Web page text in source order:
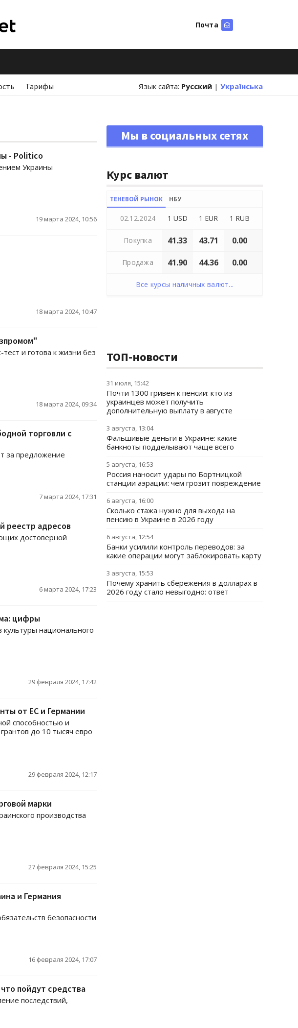
Почта
Тарифы Язык сайта: Русский | Українська
- Politico
Украины
19 марта 2024, 10:56
18 марта 2024, 10:47
и готова к жизни без
18 марта 2024, 09:34
торговли с
за предложение
7 марта 2024, 17:31
реестр адресов
достоверной
6 марта 2024, 17:23
цифры
культуры национального
29 февраля 2024, 17:42
от ЕС и Германии
способностью и
до 10 тысяч евро
29 февраля 2024, 12:17
марки
производства
27 февраля 2024, 15:25
и Германия
безопасности
16 февраля 2024, 17:07
пойдут средства
последствий,
Мы в социальных сетях
Курс валют
ТЕНЕВОЙ РЫНОК НБУ
02.12.2024 1 USD 1 EUR 1 RUB
Покупка 41.33 43.71 0.00
Продажа 41.90 44.36 0.00
Все курсы наличных валют...
ТОП-новости
31 июля, 15:42
Почти 1300 гривен к пенсии: кто из
украинцев может получить
дополнительную выплату в августе
3 августа, 13:04
Фальшивые деньги в Украине: какие
банкноты подделывают чаще всего
5 августа, 16:53
Россия наносит удары по Бортницкой
станции аэрации: чем грозит повреждение
6 августа, 16:00
Сколько стажа нужно для выхода на
пенсию в Украине в 2026 году
6 августа, 12:54
Банки усилили контроль переводов: за
какие операции могут заблокировать карту
3 августа, 15:53
Почему хранить сбережения в долларах в
2026 году стало невыгодно: ответ